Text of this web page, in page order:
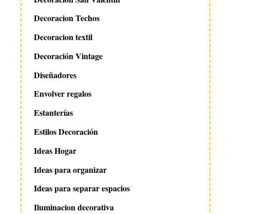
Decoracion Techos
Decoracion textil
Decoración Vintage
Diseñadores
Envolver regalos
Estanterías
Estilos Decoración
Ideas Hogar
Ideas para organizar
Ideas para separar espacios
Iluminacion decorativa